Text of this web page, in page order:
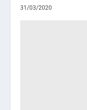
31/03/2020